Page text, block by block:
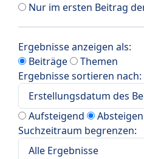
Nur im ersten Beitrag
Ergebnisse anzeigen als:
Beiträge
Themen
Ergebnisse sortieren nach:
Aufsteigend
Suchzeitraum begrenzen: